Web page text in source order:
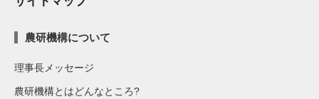
農研機構について
理事長メッセージ
農研機構とはどんなところ?